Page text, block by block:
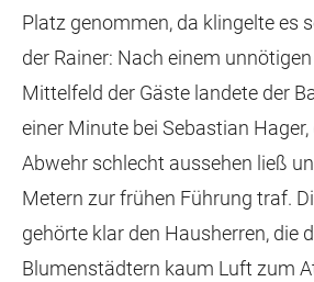
Platz genommen, da klingelte es
der Rainer: Nach einem
Mittelfeld der Gäste landete der
einer Minute bei Sebastian Hager,
Abwehr schlecht aussehen ließ
Metern zur frühen Führung traf.
gehörte klar den Hausherren, die
Blumenstädtern kaum Luft zum